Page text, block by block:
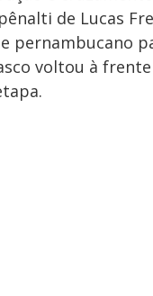
de Lucas
voltou à